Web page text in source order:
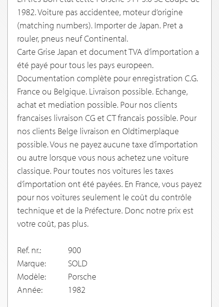
1982. Voiture pas accidentee, moteur d’origine
(matching numbers). Importer de Japan. Pret a
rouler, pneus neuf Continental.
Carte Grise Japan et document TVA d’importation a
été payé pour tous les pays europeen.
Documentation complète pour enregistration C.G.
France ou Belgique. Livraison possible. Echange,
achat et mediation possible. Pour nos clients
francaises livraison CG et CT francais possible. Pour
nos clients Belge livraison en Oldtimerplaque
possible. Vous ne payez aucune taxe d’importation
ou autre lorsque vous nous achetez une voiture
classique. Pour toutes nos voitures les taxes
d’importation ont été payées. En France, vous payez
pour nos voitures seulement le coût du contrôle
technique et de la Préfecture. Donc notre prix est
votre coût, pas plus.
Ref. nr.:
900
Marque:
SOLD
Modèle:
Porsche
Année:
1982